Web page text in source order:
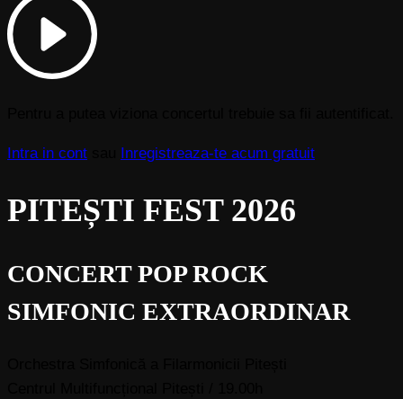
Intra in cont Inregistreaza-te acum gratuit
PITEȘTI FEST 2026
CONCERT POP ROCK
SIMFONIC EXTRAORDINAR